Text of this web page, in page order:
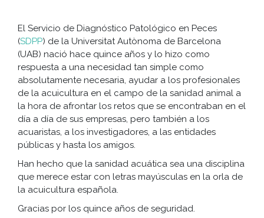
El Servicio de Diagnóstico Patológico en Peces
(SDPP) de la Universitat Autònoma de Barcelona
(UAB) nació hace quince años y lo hizo como
respuesta a una necesidad tan simple como
absolutamente necesaria, ayudar a los profesionales
de la acuicultura en el campo de la sanidad animal a
la hora de afrontar los retos que se encontraban en el
día a día de sus empresas, pero también a los
acuaristas, a los investigadores, a las entidades
públicas y hasta los amigos.
Han hecho que la sanidad acuática sea una disciplina
que merece estar con letras mayúsculas en la orla de
la acuicultura española.
Gracias por los quince años de seguridad.